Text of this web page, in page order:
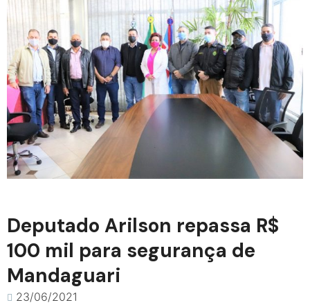
Deputado Arilson repassa R$
100 mil para segurança de
Mandaguari
23/06/2021